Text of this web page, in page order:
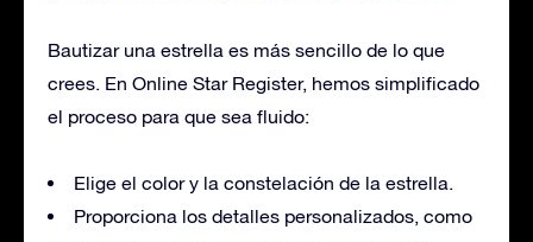
Bautizaruna estrella es más sencillo de lo que
crees. En Online Star Register, hemos simplificado
el proceso para que sea fluido:
Elige el color y la constelación de la estrella.
Proporciona los detalles personalizados, como